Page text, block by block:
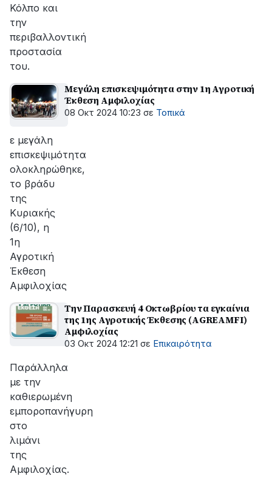
Κόλπο και
την
περιβαλλοντική
προστασία
του.
Μεγάλη επισκεψιμότητα στην 1η Αγροτική
Έκθεση Αμφιλοχίας
08 Οκτ 2024 10:23 σε Τοπικά
ε μεγάλη
επισκεψιμότητα
ολοκληρώθηκε,
το βράδυ
της
Κυριακής
(6/10), η
1η
Αγροτική
Έκθεση
Αμφιλοχίας
Την Παρασκευή 4 Οκτωβρίου τα εγκαίνια
της 1ης Αγροτικής Έκθεσης (AGREAMFI)
Αμφιλοχίας
03 Οκτ 2024 12:21 σε Επικαιρότητα
Παράλληλα
με την
καθιερωμένη
εμποροπανήγυρη
στο
λιμάνι
της
Αμφιλοχίας.